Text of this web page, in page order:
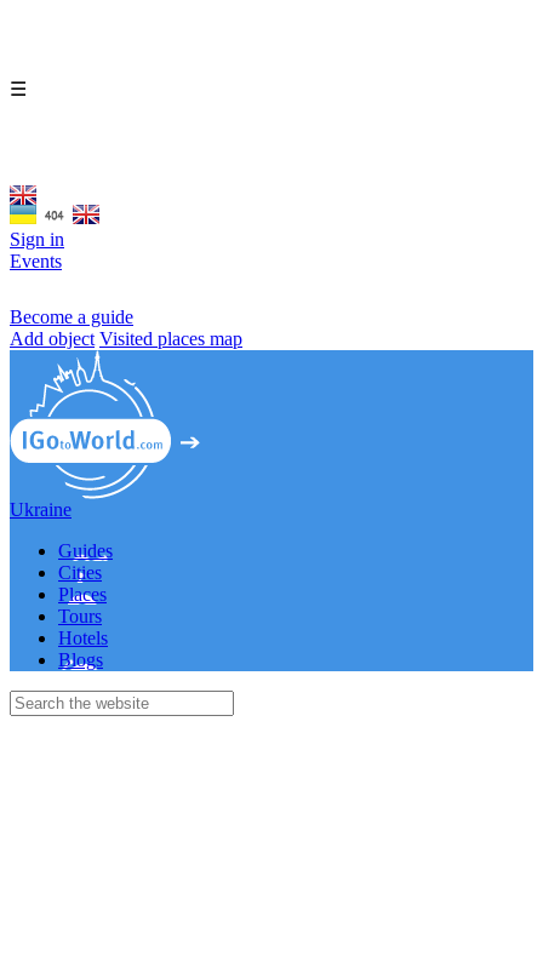
☰
Sign in
Events
Become a guide
Add object Visited places map
Ukraine
Guides
Cities
Places
Tours
Hotels
Blogs